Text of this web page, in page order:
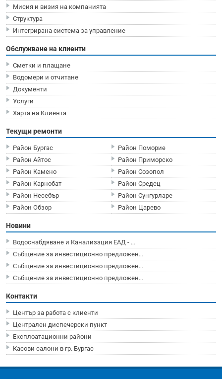
Мисия и визия на компанията
Структура
Интегрирана система за управление
Обслужване на клиенти
Сметки и плащане
Водомери и отчитане
Документи
Услуги
Харта на Клиента
Текущи ремонти
Район Бургас
Район Айтос
Район Камено
Район Карнобат
Район Несебър
Район Обзор
Район Поморие
Район Приморско
Район Созопол
Район Средец
Район Сунгурларе
Район Царево
Новини
Водоснабдяване и Канализация ЕАД - …
Събщение за инвестиционно предложен…
Събщение за инвестиционно предложен…
Събщение за инвестиционно предложен…
Контакти
Център за работа с клиенти
Централен диспечерски пункт
Експлоатационни райони
Касови салони в гр. Бургас